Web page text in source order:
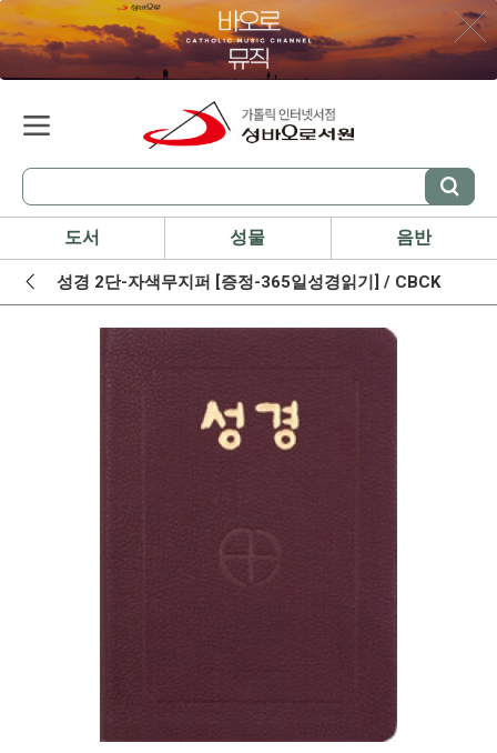
도서 성물 음반
성경 2단-자색무지퍼 [증정-365일성경읽기] / CBCK